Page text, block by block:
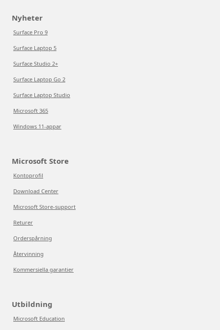
Nyheter
Surface Pro 9
Surface Laptop 5
Surface Studio 2+
Surface Laptop Go 2
Surface Laptop Studio
Microsoft 365
Windows 11-appar
Microsoft Store
Kontoprofil
Download Center
Microsoft Store-support
Returer
Orderspårning
Återvinning
Kommersiella garantier
Utbildning
Microsoft Education